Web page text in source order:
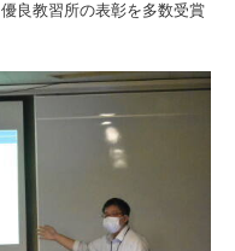
良教習所の表彰を多数受賞